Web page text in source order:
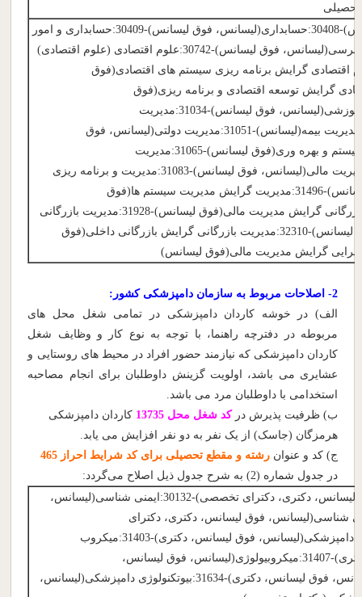
30080:اقتصاد نظری(لیسانس)-30408:حسابداری(لیسانس، فوق لیسانس)-30409:حسابداری و امور
مالی(لیسانس)-30410:حسابرسی(لیسانس، فوق لیسانس)-30742:علوم اقتصادی (علوم اقتصادی)
30746:علوم اقتصادی گرایش برنامه ریزی سیستم های اقتصادی(فوق
اقتصادی گرایش توسعه اقتصادی و برنامه ریزی(فوق
لیسانس)-31020:مدیریت آموزشی(لیسانس، فوق لیسانس)-31034:مدیریت
بازرگانی(لیسانس)-31035:مدیریت بیمه(لیسانس)-31051:مدیریت دولتی(لیسانس، فوق
لیسانس)-31061:مدیریت سیستم و بهره وری(فوق لیسانس)-31065:مدیریت
صنعتی(لیسانس)-31074:مدیریت مالی(لیسانس، فوق لیسانس)-31083:مدیریت و برنامه ریزی
آموزشی(لیسانس، فوق لیسانس)-31496:مدیریت گرایش مدیریت سیستم ها(فوق
لیسانس)-31927:مدیریت بازرگانی گرایش مدیریت مالی(فوق لیسانس)-31928:مدیریت بازرگانی
گرایش مدیریت تحول(فوق لیسانس)-32310:مدیریت بازرگانی گرایش بازرگانی داخلی(فوق
2- اصلاحات مربوط به سازمان دامپزشکی کشور:
الف) در خوشه کاردان دامپزشکی در تمامی شغل محل های
مربوطه در دفترچه راهنما، با توجه به نوع کار و وظایف شغل
کاردان دامپزشکی که نیازمند حضور افراد در محیط های روستایی و
عشایری می باشد، اولویت گزینش داوطلبان برای انجام مصاحبه
استخدامی با داوطلبان مرد می باشد.
ب) ظرفیت پذیرش در کد شغل محل 13735
کاردان دامپزشکی
هرمزگان (جاسک) از یک نفر به دو نفر افزایش می یابد.
ج) کد و عنوان رشته و مقطع تحصیلی برای کد شرایط احراز 465
در جدول شماره (2) به شرح جدول ذیل اصلاح می‌گردد:
30123:انگل شناسی(لیسانس، فوق لیسانس، دکتری، دکترای تخصصی)-30132:ایمنی شناسی(لیسانس،
دکتری)-30146:باکتری شناسی(لیسانس، فوق لیسانس، دکتری، دکترای
تخصصی)-30723:علوم آزمایشگاهی دامپزشکی(لیسانس، فوق لیسانس، دکتری)-31403:میکروب
شناسی(لیسانس، فوق لیسانس، دکتری)-31407:میکروبیولوژی(لیسانس، فوق لیسانس،
دکتری)-31444:ویروس شناسی(لیسانس، فوق لیسانس، دکتری)-31634:بیوتکنولوژی دامپزشکی(لیسانس،